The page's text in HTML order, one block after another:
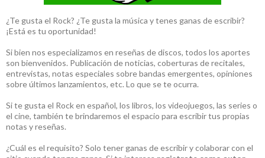
¿Te gusta el Rock? ¿Te gusta la música y tenes ganas de escribir?
¡Está es tu oportunidad!
Si bien nos especializamos en reseñas de discos, todos los aportes
son bienvenidos. Publicación de noticias, coberturas de recitales,
entrevistas, notas especiales sobre bandas emergentes, opiniones
sobre últimos lanzamientos, etc. Lo que se te ocurra.
Si te gusta el Rock en español, los libros, los videojuegos, las series o
el cine, también te brindaremos el espacio para escribir tus propias
notas y reseñas.
¿Cuál es el requisito? Solo tener ganas de escribir y colaborar con el